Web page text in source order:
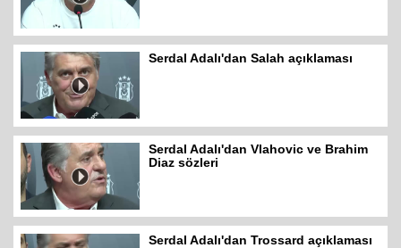
Serdal Adalı'dan Salah açıklaması
Serdal Adalı'dan Vlahovic ve Brahim
Diaz sözleri
Serdal Adalı'dan Trossard açıklaması